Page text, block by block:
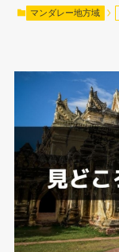
マンダレー地方域